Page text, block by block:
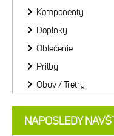
Komponenty
Doplnky
Oblečenie
Prilby
Obuv / Tretry
NAPOSLEDY